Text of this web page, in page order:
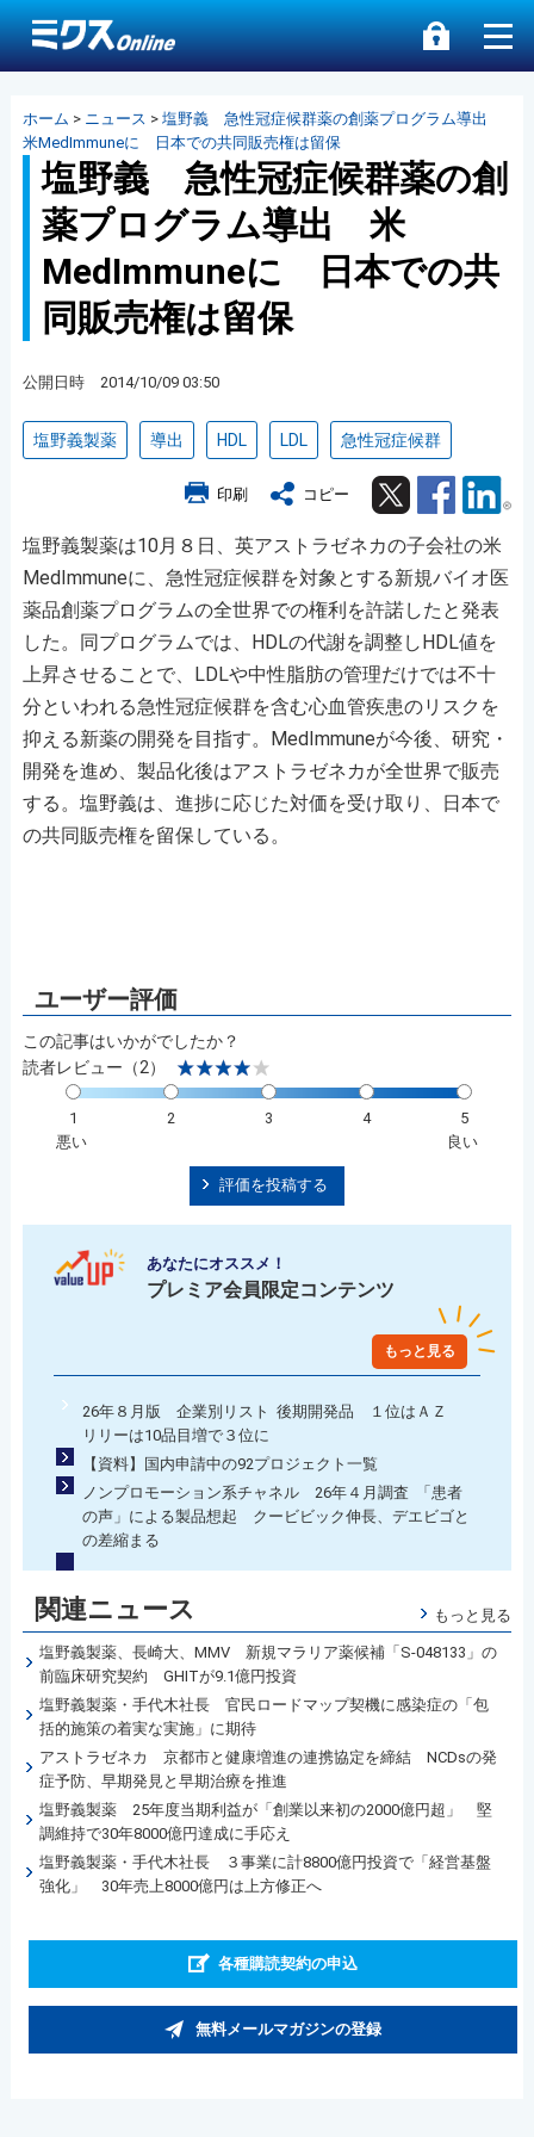
ホーム > ニュース > 塩野義 急性冠症候群薬の創薬プログラム導出
米MedImmuneに 日本での共同販売権は留保
塩野義 急性冠症候群薬の創
薬プログラム導出 米
MedImmuneに 日本での共
同販売権は留保
公開日時 2014/10/09 03:50
塩野義製薬 導出 HDL LDL 急性冠症候群
印刷 コピー Twitter Facebook
塩野義製薬は10月８日、英アストラゼネカの子会社の米
MedImmuneに、急性冠症候群を対象とする新規バイオ医
薬品創薬プログラムの全世界での権利を許諾したと発表
した。同プログラムでは、HDLの代謝を調整しHDL値を
上昇させることで、LDLや中性脂肪の管理だけでは不十
分といわれる急性冠症候群を含む心血管疾患のリスクを
抑える新薬の開発を目指す。MedImmuneが今後、研究・
開発を進め、製品化後はアストラゼネカが全世界で販売
する。塩野義は、進捗に応じた対価を受け取り、日本で
の共同販売権を留保している。
この記事はいかがでしたか？
読者レビュー（2）
1 2 3 4
5
悪い
良い
評価を投稿する
あなたにオススメ！
プレミア会員限定コンテンツ
もっと見る
26年８月版 企業別リスト 後期開発品 １位はＡＺ
リリーは10品目増で３位に
【資料】国内申請中の92プロジェクト一覧
ノンプロモーション系チャネル 26年４月調査 「患者
の声」による製品想起 クービビック伸長、デエビゴと
の差縮まる
関連ニュース もっと見る
塩野義製薬、長崎大、MMV 新規マラリア薬候補「S-048133」の
前臨床研究契約 GHITが9.1億円投資
塩野義製薬・手代木社長 官民ロードマップ契機に感染症の「包
括的施策の着実な実施」に期待
アストラゼネカ 京都市と健康増進の連携協定を締結 NCDsの発
症予防、早期発見と早期治療を推進
塩野義製薬 25年度当期利益が「創業以来初の2000億円超」 堅
調維持で30年8000億円達成に手応え
塩野義製薬・手代木社長 ３事業に計8800億円投資で「経営基盤
強化」 30年売上8000億円は上方修正へ
各種購読契約の申込
無料メールマガジンの登録